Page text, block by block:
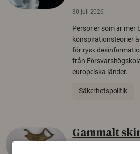
30 juli 2026
Personer som är mer
konspirationsteorier
för rysk
från
europeiska länder.
Säkerhetspolitik
Gammalt